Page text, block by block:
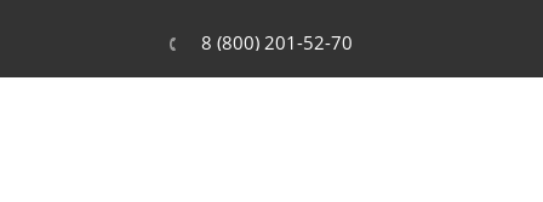
8 (800) 201-52-70
order@cit.ru